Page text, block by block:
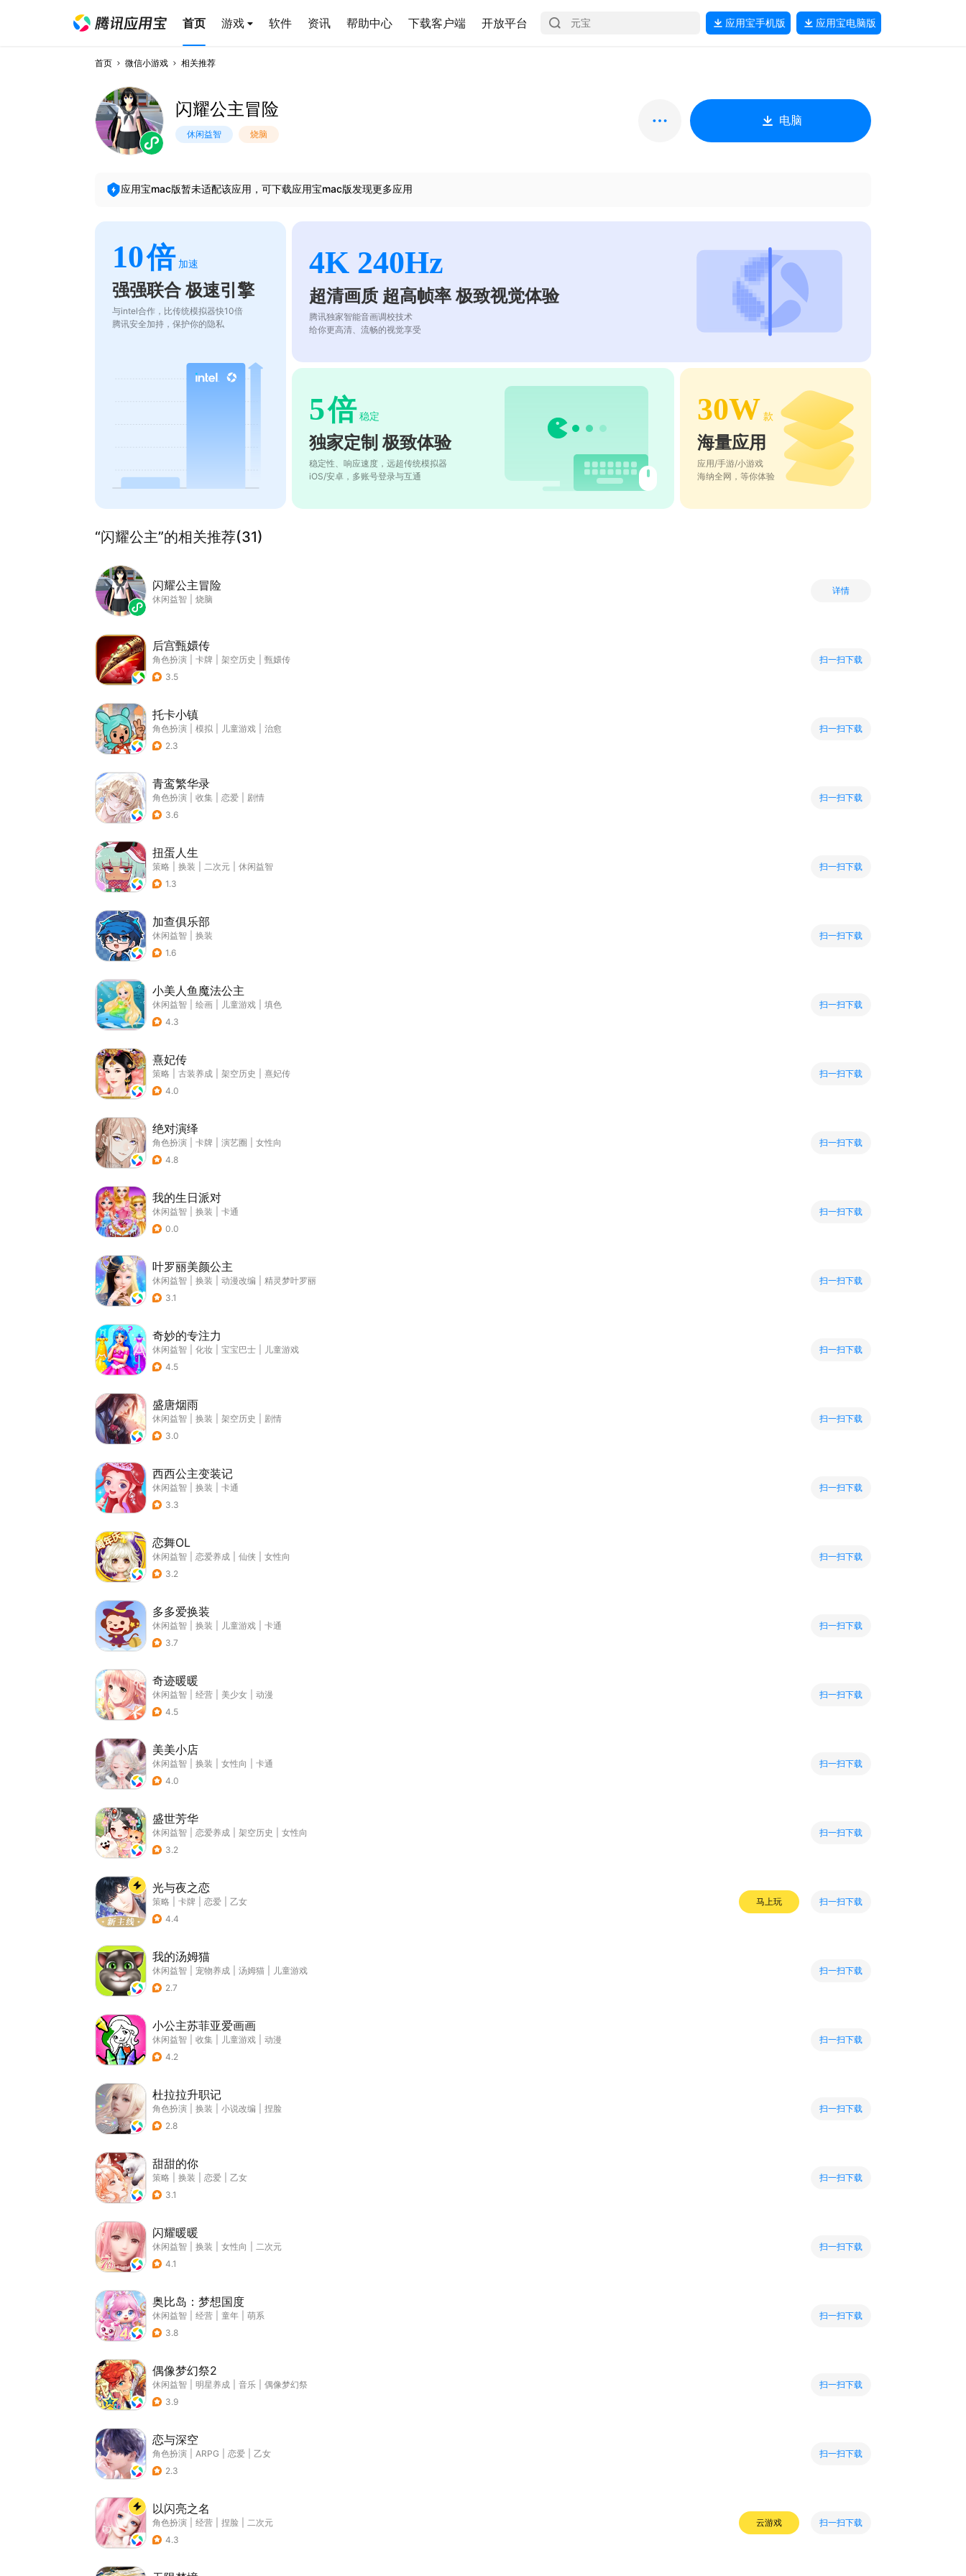
首页 游戏 软件 资讯 帮助中心 下载客户端 开放平台 应用宝手机版 应用宝电脑版
首页 微信小游戏 相关推荐
闪耀公主冒险
休闲益智 烧脑
电脑
应用宝mac版暂未适配该应用，可下载应用宝mac版发现更多应用
10倍 加速
强强联合 极速引擎
与intel合作，比传统模拟器快10倍
腾讯安全加持，保护你的隐私
4K 240Hz
超清画质 超高帧率 极致视觉体验
腾讯独家智能音画调校技术
给你更高清、流畅的视觉享受
5倍 稳定
独家定制 极致体验
稳定性、响应速度，远超传统模拟器
iOS/安卓，多账号登录与互通
30W 款
海量应用
应用/手游/小游戏
海纳全网，等你体验
“闪耀公主”的相关推荐(31)
闪耀公主冒险
休闲益智 烧脑
详情
后宫甄嬛传
角色扮演 卡牌 架空历史
甄嬛传
3.5
扫一扫下载
托卡小镇
角色扮演 模拟 儿童游戏
治愈
2.3
扫一扫下载
青鸾繁华录
角色扮演 收集 恋爱
剧情
3.6
扫一扫下载
扭蛋人生
策略 换装 二次元
休闲益智
1.3
扫一扫下载
加查俱乐部
休闲益智
换装
1.6
扫一扫下载
小美人鱼魔法公主
休闲益智 绘画 儿童游戏
填色
4.3
扫一扫下载
熹妃传
策略 古装养成 架空历史
熹妃传
4.0
扫一扫下载
绝对演绎
角色扮演 卡牌 演艺圈
女性向
4.8
扫一扫下载
我的生日派对
休闲益智 换装
卡通
0.0
扫一扫下载
叶罗丽美颜公主
休闲益智 换装 动漫改编
精灵梦叶罗丽
3.1
扫一扫下载
奇妙的专注力
休闲益智 化妆 宝宝巴士
儿童游戏
4.5
扫一扫下载
盛唐烟雨
休闲益智 换装 架空历史
剧情
3.0
扫一扫下载
西西公主变装记
休闲益智 换装
卡通
3.3
扫一扫下载
恋舞OL
休闲益智 恋爱养成 仙侠
女性向
3.2
扫一扫下载
多多爱换装
休闲益智 换装 儿童游戏
卡通
3.7
扫一扫下载
奇迹暖暖
休闲益智 经营 美少女
动漫
4.5
扫一扫下载
美美小店
休闲益智 换装 女性向
卡通
4.0
扫一扫下载
盛世芳华
休闲益智 恋爱养成 架空历史
女性向
3.2
扫一扫下载
光与夜之恋
策略 卡牌 恋爱
乙女
4.4
马上玩 扫一扫下载
我的汤姆猫
休闲益智 宠物养成 汤姆猫
儿童游戏
2.7
扫一扫下载
小公主苏菲亚爱画画
休闲益智 收集 儿童游戏
动漫
4.2
扫一扫下载
杜拉拉升职记
角色扮演 换装 小说改编
捏脸
2.8
扫一扫下载
甜甜的你
策略 换装 恋爱
乙女
3.1
扫一扫下载
闪耀暖暖
休闲益智 换装 女性向
二次元
4.1
扫一扫下载
奥比岛：梦想国度
休闲益智 经营 童年
萌系
3.8
扫一扫下载
偶像梦幻祭2
休闲益智 明星养成 音乐
偶像梦幻祭
3.9
扫一扫下载
恋与深空
角色扮演 ARPG 恋爱
乙女
2.3
扫一扫下载
以闪亮之名
角色扮演 经营 捏脸
二次元
4.3
云游戏 扫一扫下载